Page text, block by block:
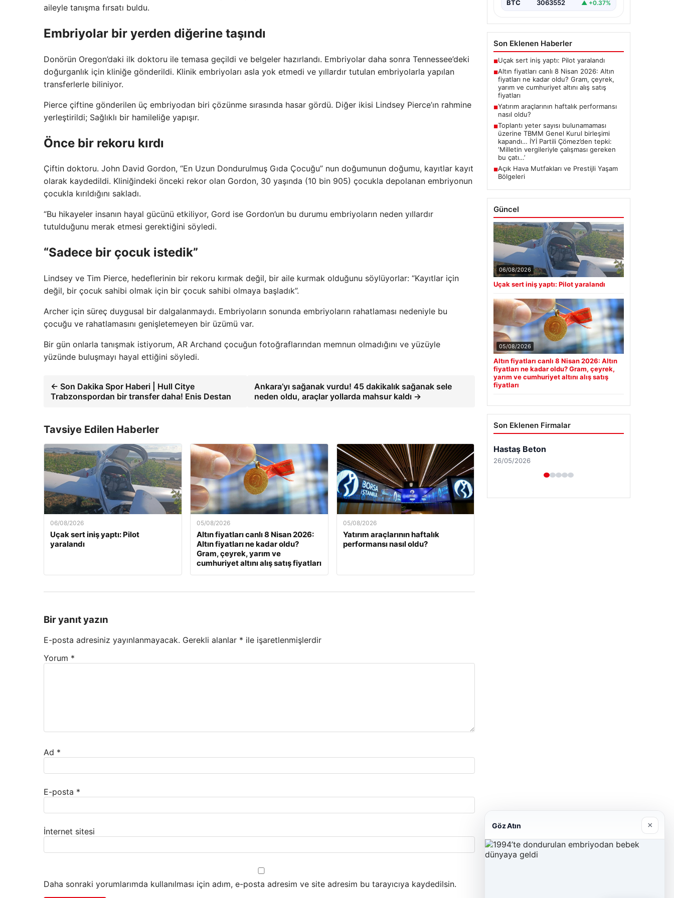
aileyle tanışma fırsatı buldu.
Embriyolar bir yerden diğerine taşındı
Donörün Oregon’daki ilk doktoru ile temasa geçildi ve belgeler hazırlandı. Embriyolar daha sonra Tennessee’deki
doğurganlık için kliniğe gönderildi. Klinik embriyoları asla yok etmedi ve yıllardır tutulan embriyolarla yapılan
transferlerle biliniyor.
Pierce çiftine gönderilen üç embriyodan biri çözünme sırasında hasar gördü. Diğer ikisi Lindsey Pierce’ın rahmine
yerleştirildi; Sağlıklı bir hamileliğe yapışır.
Önce bir rekoru kırdı
Çiftin doktoru. John David Gordon, “En Uzun Dondurulmuş Gıda Çocuğu” nun doğumunun doğumu, kayıtlar kayıt
olarak kaydedildi. Kliniğindeki önceki rekor olan Gordon, 30 yaşında (10 bin 905) çocukla depolanan embriyonun
çocukla kırıldığını sakladı.
“Bu hikayeler insanın hayal gücünü etkiliyor, Gord ise Gordon’un bu durumu embriyoların neden yıllardır
tutulduğunu merak etmesi gerektiğini söyledi.
“Sadece bir çocuk istedik”
Lindsey ve Tim Pierce, hedeflerinin bir rekoru kırmak değil, bir aile kurmak olduğunu söylüyorlar: “Kayıtlar için
değil, bir çocuk sahibi olmak için bir çocuk sahibi olmaya başladık”.
Archer için süreç duygusal bir dalgalanmaydı. Embriyoların sonunda embriyoların rahatlaması nedeniyle bu
çocuğu ve rahatlamasını genişletemeyen bir üzümü var.
Bir gün onlarla tanışmak istiyorum, AR Archand çocuğun fotoğraflarından memnun olmadığını ve yüzüyle
yüzünde buluşmayı hayal ettiğini söyledi.
← Son Dakika Spor Haberi | Hull Citye
Trabzonspordan bir transfer daha! Enis Destan
Ankara’yı sağanak vurdu! 45 dakikalık sağanak sele
neden oldu, araçlar yollarda mahsur kaldı →
Tavsiye Edilen Haberler
06/08/2026
Uçak sert iniş yaptı: Pilot
yaralandı
05/08/2026
Altın fiyatları canlı 8 Nisan 2026:
Altın fiyatları ne kadar oldu?
Gram, çeyrek, yarım ve
cumhuriyet altını alış satış fiyatları
05/08/2026
Yatırım araçlarının haftalık
performansı nasıl oldu?
Bir yanıt yazın
E-posta adresiniz yayınlanmayacak. Gerekli alanlar * ile işaretlenmişlerdir
Yorum *
Ad *
E-posta *
İnternet sitesi
Daha sonraki yorumlarımda kullanılması için adım, e-posta adresim ve site adresim bu tarayıcıya kaydedilsin.
ve Cumhuriyet Altını…
BTC 3063552 ▲ +0.37%
Son Eklenen Haberler
■Uçak sert iniş yaptı: Pilot yaralandı
■Altın fiyatları canlı 8 Nisan 2026: Altın
fiyatları ne kadar oldu? Gram, çeyrek,
yarım ve cumhuriyet altını alış satış
fiyatları
■Yatırım araçlarının haftalık performansı
nasıl oldu?
■Toplantı yeter sayısı bulunamaması
üzerine TBMM Genel Kurul birleşimi
kapandı… İYİ Partili Çömez’den tepki:
‘Milletin vergileriyle çalışması gereken
bu çatı…’
■Açık Hava Mutfakları ve Prestijli Yaşam
Bölgeleri
Güncel
06/08/2026
Uçak sert iniş yaptı: Pilot yaralandı
05/08/2026
Altın fiyatları canlı 8 Nisan 2026: Altın
fiyatları ne kadar oldu? Gram, çeyrek,
yarım ve cumhuriyet altını alış satış
fiyatları
Son Eklenen Firmalar
Göz Atın ×